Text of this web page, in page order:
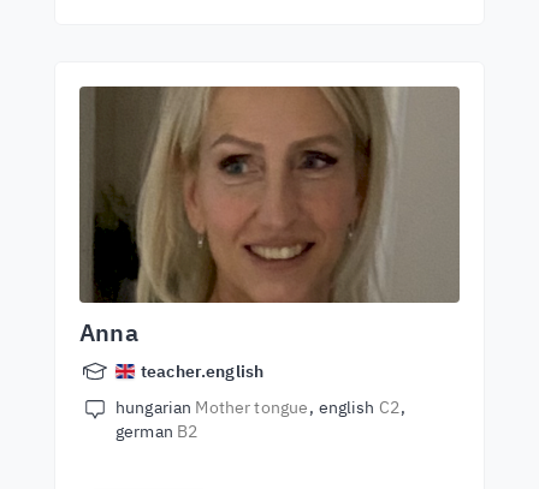
Anna
teacher.english
hungarian Mother tongue english C2
german B2